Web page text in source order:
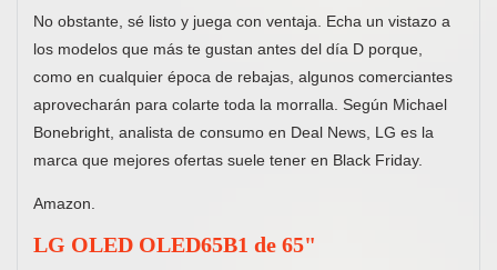
No obstante, sé listo y juega con ventaja. Echa un vistazo a
los modelos que más te gustan antes del día D porque,
como en cualquier época de rebajas, algunos comerciantes
aprovecharán para colarte toda la morralla. Según Michael
Bonebright, analista de consumo en Deal News, LG es la
marca que mejores ofertas suele tener en Black Friday.
Amazon.
LG OLED OLED65B1 de 65"